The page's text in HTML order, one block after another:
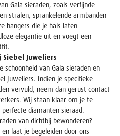
Gala sieraden, zoals verfijnde
stralen, sprankelende armbanden
hangers die je hals laten
elegantie uit en voegt een
Siebel Juweliers
van Gala sieraden en
Juweliers. Indien je specifieke
vervuld, neem dan gerust contact
Wij staan klaar om je te
diamanten sieraad.
van dichtbij bewonderen?
laat je begeleiden door ons